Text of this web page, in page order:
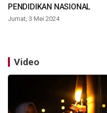
PENDIDIKAN NASIONAL
Jumat, 3 Mei 2024
Video